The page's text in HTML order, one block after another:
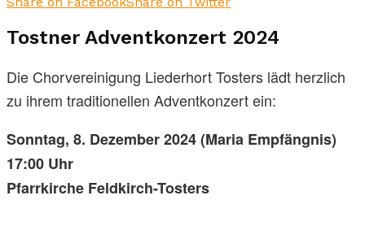
Tostner Adventkonzert 2024
Die Chorvereinigung Liederhort Tosters lädt herzlich
zu ihrem traditionellen Adventkonzert ein:
Sonntag, 8. Dezember 2024 (Maria Empfängnis)
17:00 Uhr
Pfarrkirche Feldkirch-Tosters